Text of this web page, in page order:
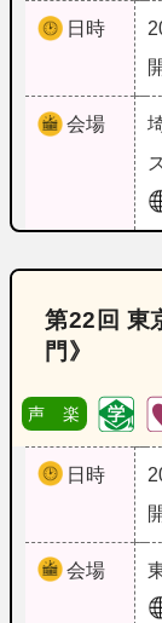
日時
会場
第22回 東
門》
声 楽
日時
会場